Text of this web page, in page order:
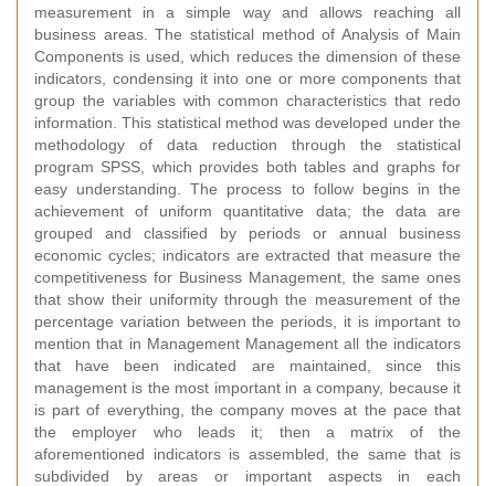
measurement in a simple way and allows reaching all
business areas. The statistical method of Analysis of Main
Components is used, which reduces the dimension of these
indicators, condensing it into one or more components that
group the variables with common characteristics that redo
information. This statistical method was developed under the
methodology of data reduction through the statistical
program SPSS, which provides both tables and graphs for
easy understanding. The process to follow begins in the
achievement of uniform quantitative data; the data are
grouped and classified by periods or annual business
economic cycles; indicators are extracted that measure the
competitiveness for Business Management, the same ones
that show their uniformity through the measurement of the
percentage variation between the periods, it is important to
mention that in Management Management all the indicators
that have been indicated are maintained, since this
management is the most important in a company, because it
is part of everything, the company moves at the pace that
the employer who leads it; then a matrix of the
aforementioned indicators is assembled, the same that is
subdivided by areas or important aspects in each